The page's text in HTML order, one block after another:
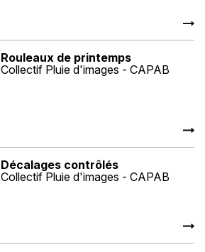
Rouleaux de printemps
Collectif Pluie d'images - CAPAB
Décalages contrôlés
Collectif Pluie d'images - CAPAB